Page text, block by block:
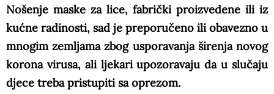
Nošenje maske za lice, fabrički proizvedene ili iz
kućne radinosti, sad je preporučeno ili obavezno u
mnogim zemljama zbog usporavanja širenja novog
korona virusa, ali ljekari upozoravaju da u slučaju
djece treba pristupiti sa oprezom.